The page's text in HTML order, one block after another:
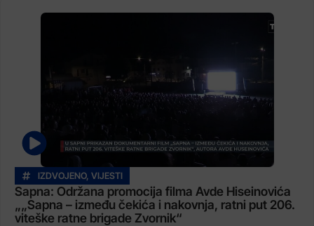
IZDVOJENO, VIJESTI
Sapna: Održana promocija filma Avde Hiseinovića
„„Sapna – između čekića i nakovnja, ratni put 206.
viteške ratne brigade Zvornik“